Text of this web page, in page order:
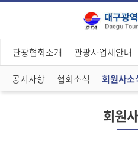
관광협회소개 관광사업체안내
공지사항 협회소식 회원사소
회원